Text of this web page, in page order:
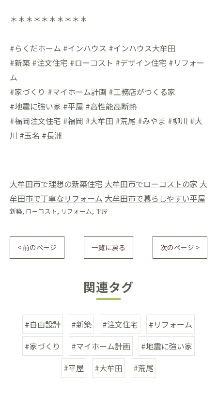
＊＊＊＊＊＊＊＊＊＊
#らくだホーム #インハウス #インハウス大牟田
#新築 #注文住宅 #ローコスト #デザイン住宅 #リフォー
ム
#家づくり #マイホーム計画 #工務店がつくる家
#地震に強い家 #平屋 #高性能高断熱
#福岡注文住宅 #福岡 #大牟田 #荒尾 #みやま #柳川 #大
川 #玉名 #長洲
大牟田市で理想の新築住宅 大牟田市でローコストの家 大
牟田市で丁寧なリフォーム 大牟田市で暮らしやすい平屋
新築 ローコスト リフォーム 平屋
< 前のページ 一覧に戻る 次のページ >
関連タグ
#自由設計 #新築 #注文住宅
#リフォーム
#家づくり
#マイホーム計画
#地震に強い家
#平屋
#大牟田 #荒尾